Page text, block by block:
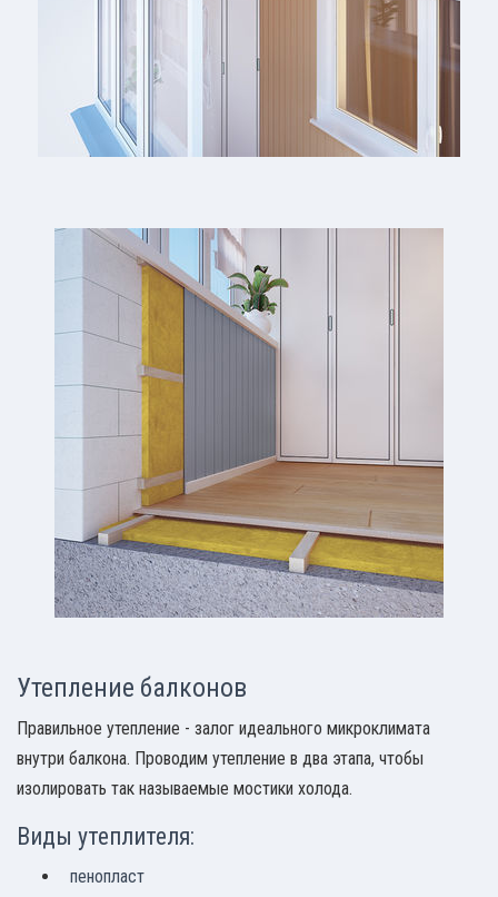
Утепление балконов
Правильное утепление - залог идеального микроклимата
внутри балкона. Проводим утепление в два этапа, чтобы
изолировать так называемые мостики холода.
Виды утеплителя:
пенопласт